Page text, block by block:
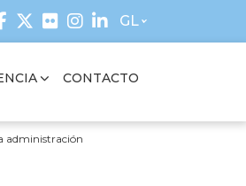
GL
CONTACTO
administración